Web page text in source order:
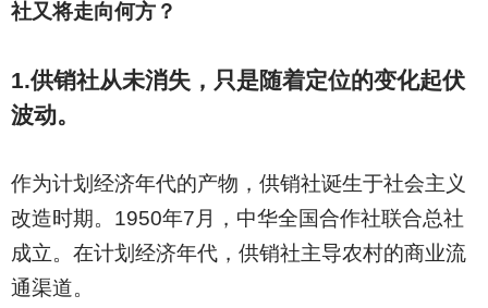
社又将走向何方？
1.供销社从未消失，只是随着定位的变化起伏
波动。
作为计划经济年代的产物，供销社诞生于社会主义
改造时期。1950年7月，中华全国合作社联合总社
成立。在计划经济年代，供销社主导农村的商业流
通渠道。